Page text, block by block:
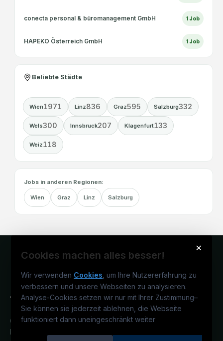
conecta personal & büromanagement GmbH 1 Job
HAPEKO Österreich GmbH 1 Job
Beliebte Städte
Wien1971 Linz836 Graz595 Salzburg332
Wels300 Innsbruck207 Klagenfurt133
Weiz118
Jobs in anderen Regionen:
Wien Graz Linz Salzburg
×
Cookies machen alles besser!
Wir verwenden Cookies , um Ihre Nutzererfahrung zu
verbessern und unsere Webseiten zu analysieren.
Analyse-Cookies setzen wir nur mit Ihrer Zustimmung–
Sie können sie jederzeit ablehnen, die Webseite
funktioniert dann uneingeschränkt weiter
Österreichs technisches Karriereportal.
Ein Service der candidatis GmbH.